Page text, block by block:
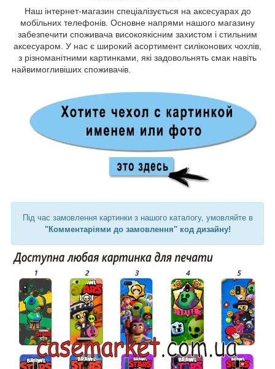
Наш інтернет-магазин спеціалізується на аксесуарах до
мобільних телефонів. Основне напрями нашого магазину
забезпечити споживача високоякісним захистом і стильним
аксесуаром. У нас є широкий асортимент силіконових чохлів,
з різноманітними картинками, які задовольнять смак навіть
найвимогливіших споживачів.
Під час замовлення картинки з нашого каталогу, умовляйте в
"Комментаріями до замовлення" код дизайну!